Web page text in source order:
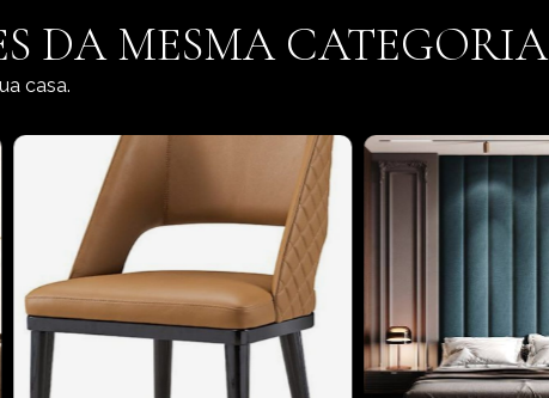
DA MESMA CATEGORIA
casa.